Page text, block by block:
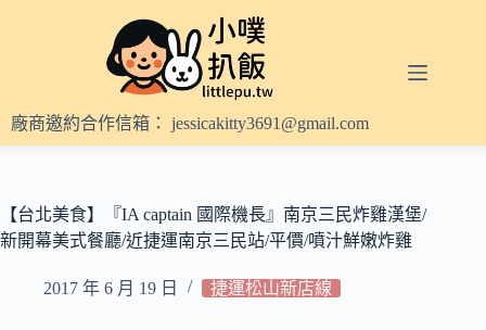
內
容
廠商邀約合作信箱： jessicakitty3691@gmail.com
【台北美食】『IA captain 國際機長』南京三民炸雞漢堡/
新開幕美式餐廳/近捷運南京三民站/平價/噴汁鮮嫩炸雞
2017 年 6 月 19 日 捷運松山新店線